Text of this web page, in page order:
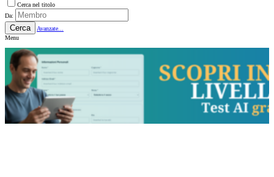
Cerca nel titolo
Da:
Cerca
Avanzate...
Menu